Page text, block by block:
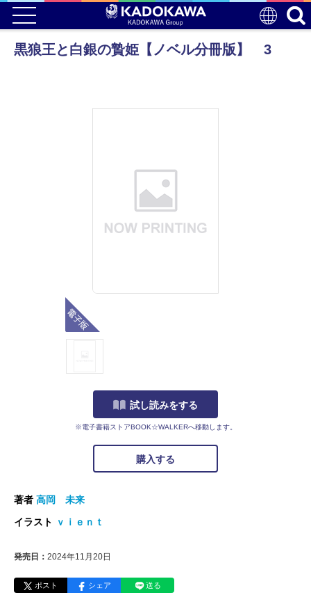
黒狼王と白銀の贄姫【ノベル分冊版】 3
試し読みをする
※電子書籍ストアBOOK☆WALKERへ移動します。
購入する
著者 高岡 未来
イラスト
ｖｉｅｎｔ
発売日： 2024年11月20日
ポスト シェア 送る